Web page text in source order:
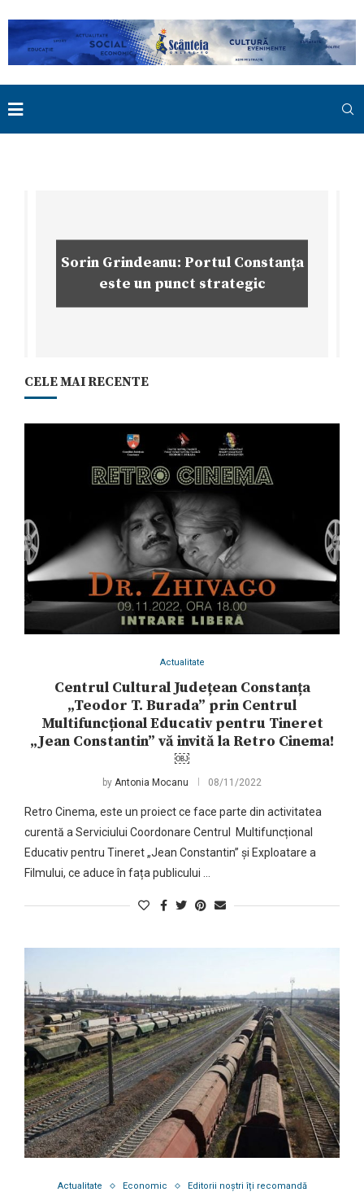
Sorin Grindeanu: Portul Constanța
este un punct strategic
CELE MAI RECENTE
Actualitate
Centrul Cultural Județean Constanța
„Teodor T. Burada” prin Centrul
Multifuncțional Educativ pentru Tineret
„Jean Constantin” vă invită la Retro Cinema!
￼
by Antonia Mocanu 08/11/2022
Retro Cinema, este un proiect ce face parte din activitatea
curentă a Serviciului Coordonare Centrul Multifuncțional
Educativ pentru Tineret „Jean Constantin” și Exploatare a
Filmului, ce aduce în fața publicului …
Actualitate Economic Editorii noștri îți recomandă